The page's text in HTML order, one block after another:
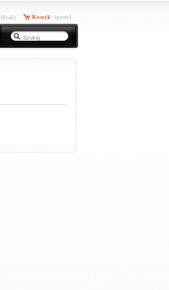
(brak) Koszyk (pusty)